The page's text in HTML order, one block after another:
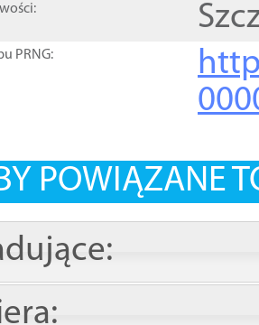
PRNG:
POWIĄZANE